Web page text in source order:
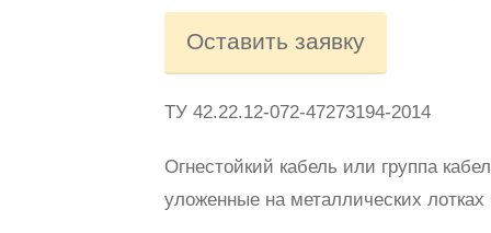
Оставить заявку
ТУ 42.22.12-072-47273194-2014
Огнестойкий кабель или группа
уложенные на металлических